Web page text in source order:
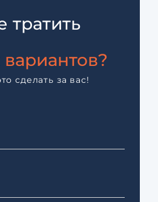
тратить
сделать за вас!